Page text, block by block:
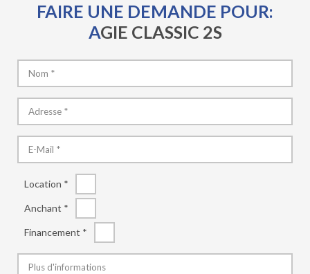
FAIRE UNE DEMANDE POUR:
AGIE CLASSIC 2S
Location *
Anchant *
Financement *